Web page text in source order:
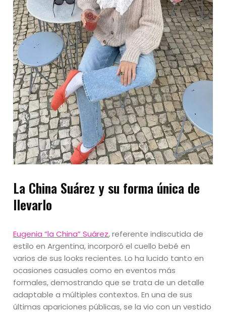
La China Suárez y su forma única de
llevarlo
Eugenia “la China” Suárez, referente indiscutida de
estilo en Argentina, incorporó el cuello bebé en
varios de sus looks recientes. Lo ha lucido tanto en
ocasiones casuales como en eventos más
formales, demostrando que se trata de un detalle
adaptable a múltiples contextos. En una de sus
últimas apariciones públicas, se la vio con un vestido